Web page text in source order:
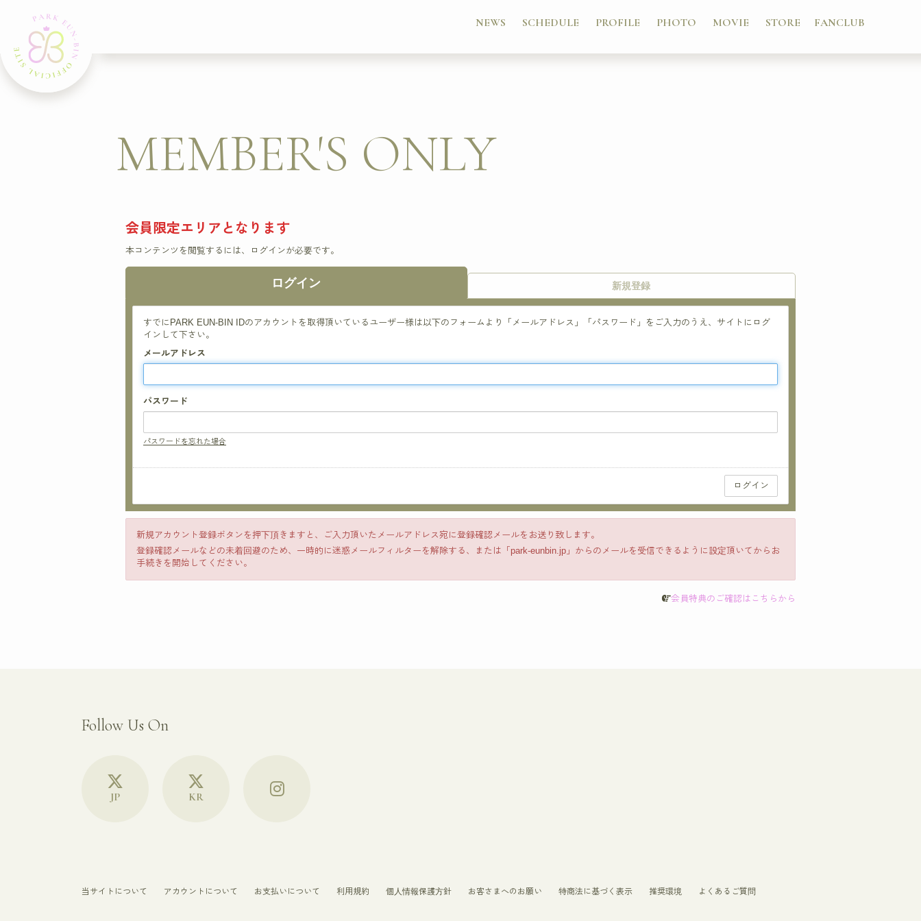
NEWS SCHEDULE PROFILE PHOTO MOVIE STORE FANCLUB
MEMBER'S ONLY
会員限定エリアとなります
本コンテンツを閲覧するには、ログインが必要です。
ログイン 新規登録
すでにPARK EUN-BIN IDのアカウントを取得頂いているユーザー様は以下のフォームより「メールアドレス」「パスワード」をご入力のうえ、サイトにログ
インして下さい。
メールアドレス
パスワード
パスワードを忘れた場合
新規アカウント登録ボタンを押下頂きますと、ご入力頂いたメールアドレス宛に登録確認メールをお送り致します。
登録確認メールなどの未着回避のため、一時的に迷惑メールフィルターを解除する、または「park-eunbin.jp」からのメールを受信できるように設定頂いてからお
手続きを開始してください。
会員特典のご確認はこちらから
Follow Us On
JP KR
当サイトについて アカウントについて お支払いについて 利用規約 個人情報保護方針 お客さまへのお願い 特商法に基づく表示 推奨環境 よくあるご質問